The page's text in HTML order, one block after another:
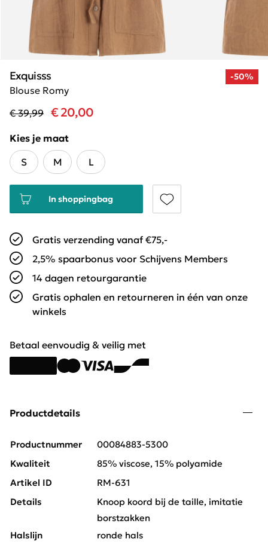
-50%
Blouse Romy
Exquisss
€ 39,99 € 20,00
Kies je maat
S
M L
In shoppingbag
Gratis verzending vanaf €75,-
2,5% spaarbonus voor Schijvens Members
14 dagen retourgarantie
Gratis ophalen en retourneren in één van onze
winkels
Betaal eenvoudig & veilig met
Productdetails
Productnummer
00084883-5300
Kwaliteit
85% viscose, 15% polyamide
Artikel ID
RM-631
Details
Knoop koord bij de taille, imitatie
borstzakken
Halslijn
ronde hals